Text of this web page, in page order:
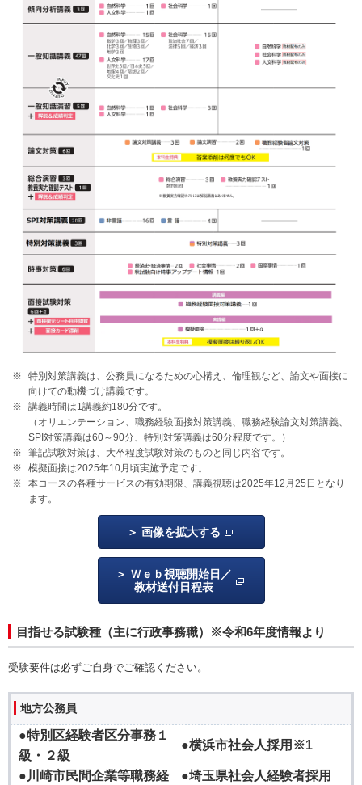
特別対策講義は、公務員になるための心構え、倫理観など、論文や面接に
向けての動機づけ講義です。
講義時間は1講義約180分です。
（オリエンテーション、職務経験面接対策講義、職務経験論文対策講義、
SPI対策講義は60～90分、特別対策講義は60分程度です。）
筆記試験対策は、大卒程度試験対策のものと同じ内容です。
模擬面接は2025年10月頃実施予定です。
本コースの各種サービスの有効期限、講義視聴は2025年12月25日となり
ます。
画像を拡大する
Ｗｅｂ視聴開始日／
教材送付日程表
目指せる試験種（主に行政事務職）※令和6年度情報より
受験要件は必ずご自身でご確認ください。
地方公務員
●特別区経験者区分事務１
級・２級
●横浜市社会人採用※1
●川崎市民間企業等職務経 ●埼玉県社会人経験者採用